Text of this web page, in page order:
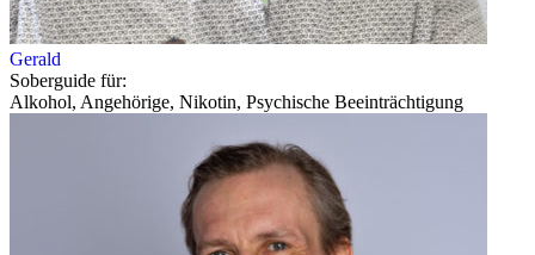
Gerald
Soberguide für:
Alkohol, Angehörige, Nikotin, Psychische Beeinträchtigung